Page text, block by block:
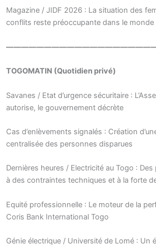
Magazine / JIDF 2026 : La situation des
conflits reste préoccupante dans le monde
TOGOMATIN (Quotidien privé)
Savanes / Etat d’urgence sécuritaire :
autorise, le gouvernement décrète
Cas d’enlèvements signalés : Création
centralisée des personnes disparues
Dernières heures / Electricité au Togo :
à des contraintes techniques et à la forte
Equité professionnelle : Le moteur de la
Coris Bank International Togo
Génie électrique / Université de Lomé : Un